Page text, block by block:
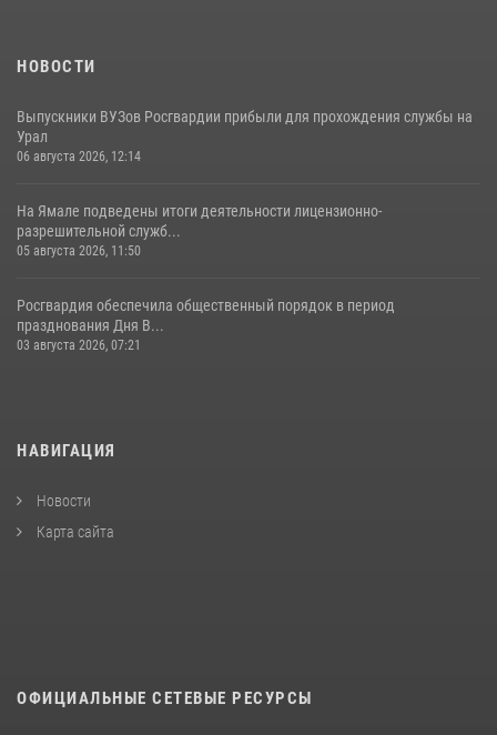
НОВОСТИ
Выпускники ВУЗов Росгвардии прибыли для прохождения службы на
Урал
06 августа 2026, 12:14
На Ямале подведены итоги деятельности лицензионно-
разрешительной служб...
05 августа 2026, 11:50
Росгвардия обеспечила общественный порядок в период
празднования Дня В...
03 августа 2026, 07:21
НАВИГАЦИЯ
Новости
Карта сайта
ОФИЦИАЛЬНЫЕ СЕТЕВЫЕ РЕСУРСЫ